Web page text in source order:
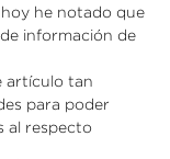
he notado que
información de
artículo tan
para poder
al respecto